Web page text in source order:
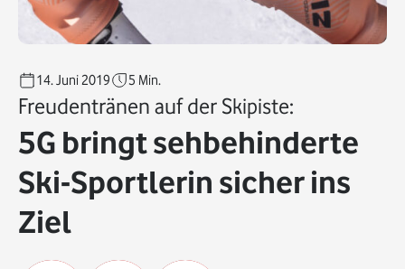
14. Juni 2019 5 Min.
Freudentränen auf der Skipiste:
5G bringt sehbehinderte
Ski-Sportlerin sicher ins
Ziel